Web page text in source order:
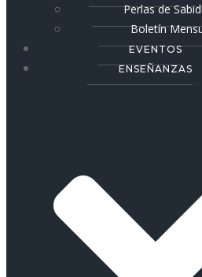
Perlas de
Boletín
EVENTOS
ENSEÑANZAS